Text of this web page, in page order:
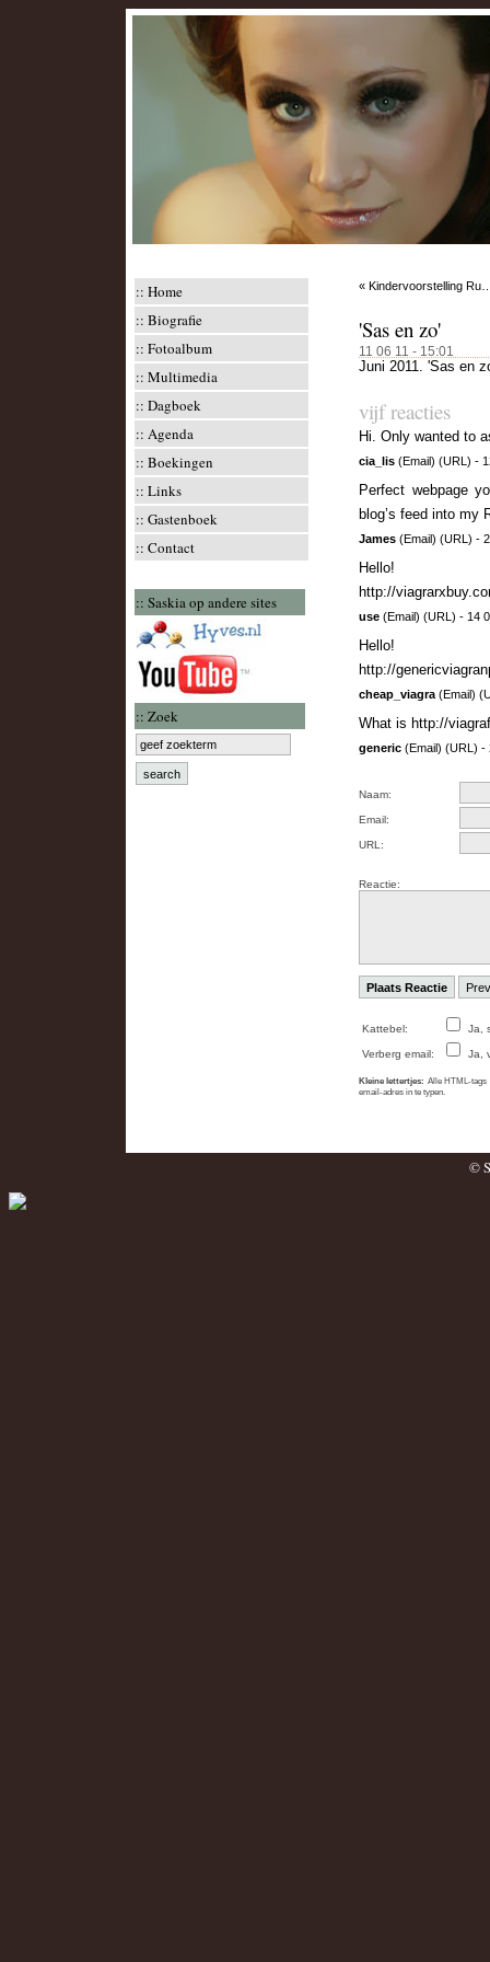
:: Home
:: Biografie
:: Fotoalbum
:: Multimedia
:: Dagboek
:: Agenda
:: Boekingen
:: Links
:: Gastenboek
:: Contact
:: Saskia op andere sites
:: Zoek
« Kindervoorstelling
'Sas en zo'
11 06 11 - 15:01
Juni 2011. 'Sas en
vijf reacties
Hi. Only wanted to
cia_lis (Email) (URL ) -
Perfect webpage
blog’s feed into my
James (Email) (URL ) -
Hello!
http://
use (Email) (URL ) - 14
Hello!
http://
cheap_viagra (Email) (
What is http://
generic (Email) (URL ) -
Naam:
Email:
URL:
Reactie:
Kattebel: Ja,
Verberg email: Ja,
Kleine lettertjes: Alle HTML-tags
email-adres in te typen.
©